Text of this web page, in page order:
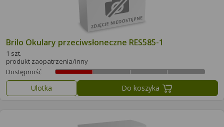
Brilo Okulary przeciwsłoneczne RES585-1
1 szt.
produkt zaopatrzenia/inny
Dostępność
Ulotka Do koszyka